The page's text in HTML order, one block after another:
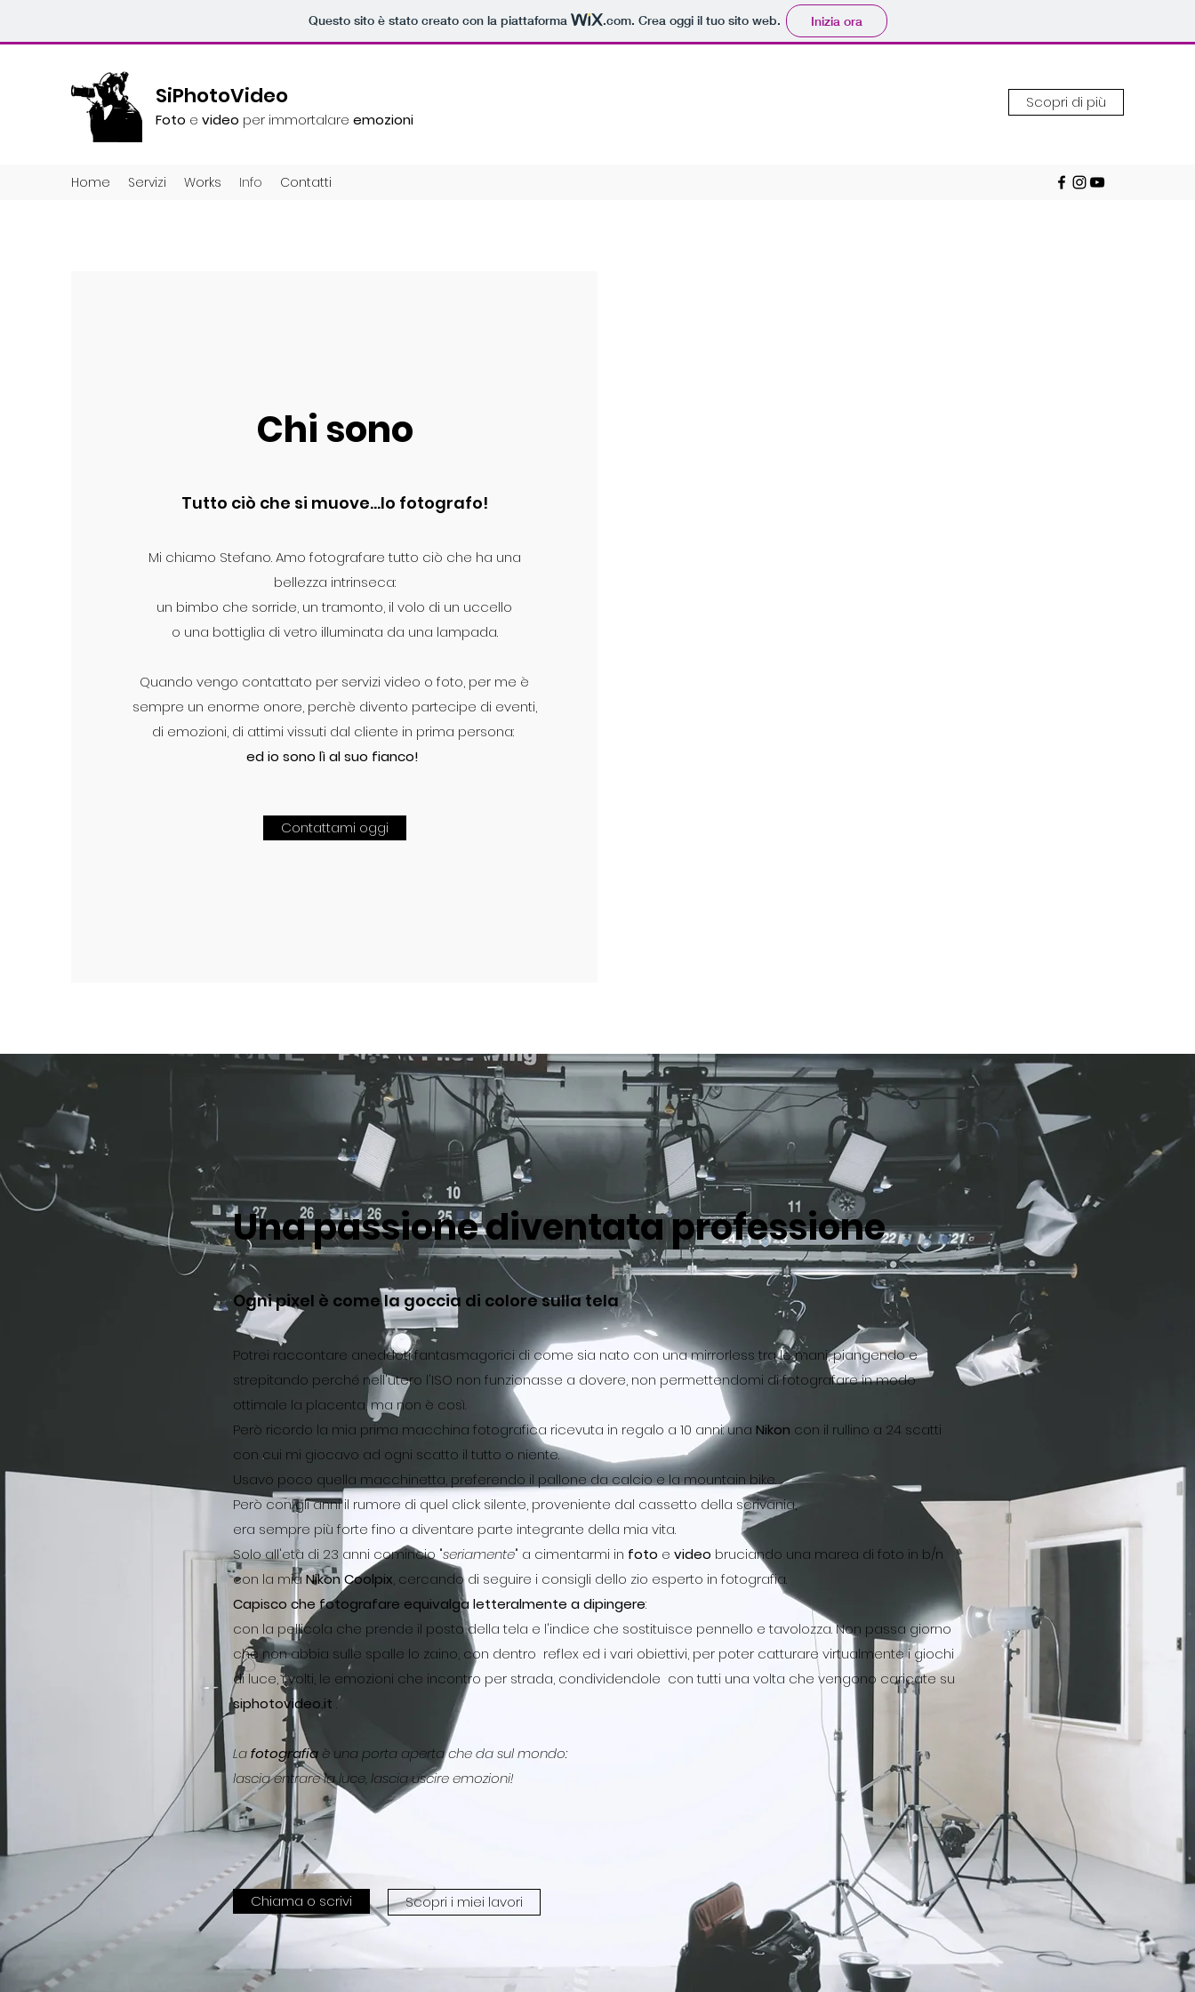
Questo sito è stato creato con la piattaforma .com. Crea oggi il tuo sito web. Inizia ora
SiPhotoVideo
Foto e video per immortalare emozioni
Scopri di più
Home Servizi Works Info Contatti
Chi sono
Tutto ciò che si muove...lo fotografo!
Mi chiamo Stefano. Amo fotografare tutto ciò che ha una
bellezza intrinseca:
un bimbo che sorride, un tramonto, il volo di un uccello
o una bottiglia di vetro illuminata da una lampada.
Quando vengo contattato per servizi video o foto, per me è
sempre un enorme onore, perchè divento partecipe di eventi,
di emozioni, di attimi vissuti dal cliente in prima persona:
ed io sono lì al suo fianco!
Contattami oggi
Una passione diventata professione
Ogni pixel è come la goccia di colore sulla tela
Potrei raccontare aneddoti fantasmagorici di come sia nato con una mirrorless tra le mani, piangendo e
strepitando perché nell'utero l'ISO non funzionasse a dovere, non permettendomi di fotografare in modo
ottimale la placenta, ma non è così.
Però ricordo la mia prima macchina fotografica ricevuta in regalo a 10 anni: una Nikon con il rullino a 24 scatti
con cui mi giocavo ad ogni scatto il tutto o niente.
Usavo poco quella macchinetta, preferendo il pallone da calcio e la mountain bike.
Però con gli anni il rumore di quel click silente, proveniente dal cassetto della scrivania,
era sempre più forte fino a diventare parte integrante della mia vita.
Solo all'età di 23 anni comincio "seriamente" a cimentarmi in foto e video bruciando una marea di foto in b/n
con la mia Nikon Coolpix , cercando di seguire i consigli dello zio esperto in fotografia.
Capisco che fotografare equivalga letteralmente a dipingere:
con la pellicola che prende il posto della tela e l'indice che sostituisce pennello e tavolozza. Non passa giorno
che non abbia sulle spalle lo zaino, con dentro reflex ed i vari obiettivi, per poter catturare virtualmente i giochi
di luce, i volti, le emozioni che incontro per strada, condividendole con tutti una volta che vengono caricate su
siphotovideo.it .
Lafotografia è una porta aperta che da sul mondo:
lascia entrare la luce, lascia uscire emozioni!
Chiama o scrivi Scopri i miei lavori